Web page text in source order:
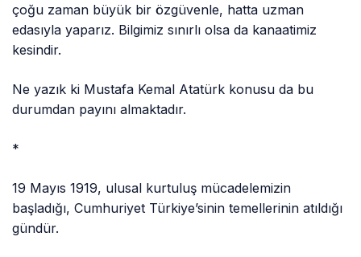
çoğu zaman büyük bir özgüvenle, hatta uzman
edasıyla yaparız. Bilgimiz sınırlı olsa da kanaatimiz
kesindir.
Ne yazık ki Mustafa Kemal Atatürk konusu da bu
durumdan payını almaktadır.
*
19 Mayıs 1919, ulusal kurtuluş mücadelemizin
başladığı, Cumhuriyet Türkiye’sinin temellerinin atıldığı
gündür.